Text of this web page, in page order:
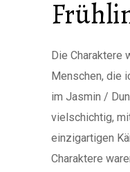
Die Charaktere
Menschen, die
im Jasmin /
vielschichtig,
einzigartigen
Charaktere